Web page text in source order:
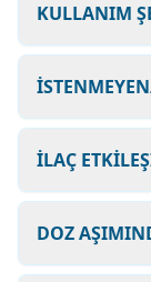
KULLANIM
İLAÇ
DOZ